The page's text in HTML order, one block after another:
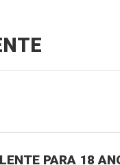
PARA 18